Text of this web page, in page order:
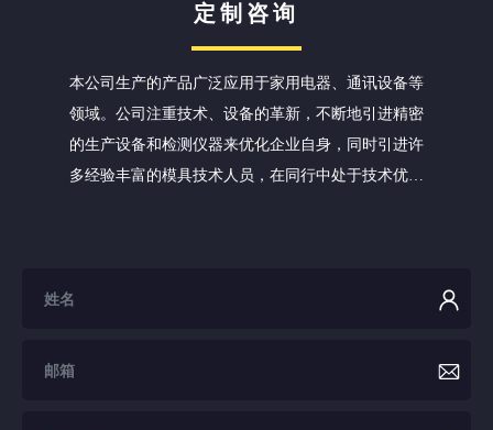
定制咨询
本公司生产的产品广泛应用于家用电器、通讯设备等
领域。公司注重技术、设备的革新，不断地引进精密
的生产设备和检测仪器来优化企业自身，同时引进许
多经验丰富的模具技术人员，在同行中处于技术优势